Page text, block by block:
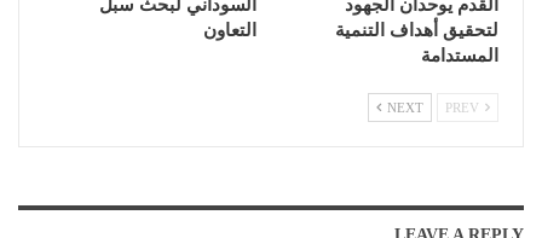
القدم يوحدان الجهود
لتحقيق أهداف التنمية
المستدامة
السوداني لبحث سبل
التعاون
NEXT